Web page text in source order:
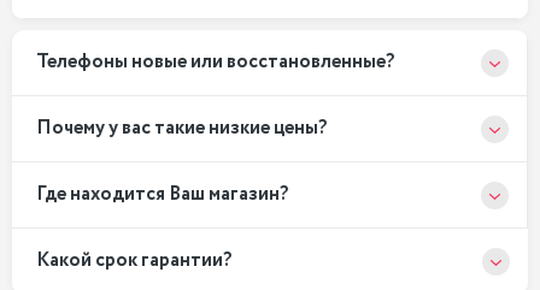
Телефоны новые или восстановленные?
Почему у вас такие низкие цены?
Где находится Ваш магазин?
Какой срок гарантии?